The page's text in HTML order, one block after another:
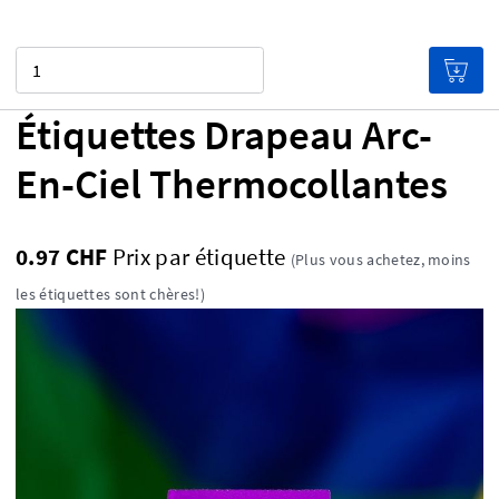
Étiquettes Drapeau Arc-
En-Ciel Thermocollantes
0.97 CHF Prix ​​par étiquette (Plus vous achetez, moins
les étiquettes sont chères!)